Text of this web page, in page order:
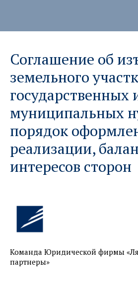
Соглашение об
земельного
государственных
муниципальных
порядок
реализации,
интересов сторон
Команда Юридической фирмы
партнеры»